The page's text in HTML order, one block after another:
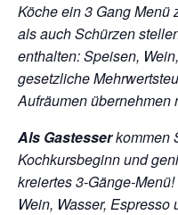
Köche ein 3 Gang Menü
als auch Schürzen
enthalten: Speisen,
gesetzliche
Aufräumen übernehmen
Als Gastesserkommen
Kochkursbeginn und
kreiertes 3-Gänge-Menü!
Wein, Wasser,